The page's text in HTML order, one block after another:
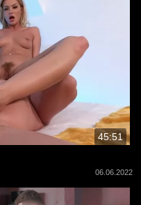
45:51
06.06.2022